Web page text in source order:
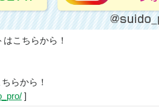
こちらから！
らから！
]